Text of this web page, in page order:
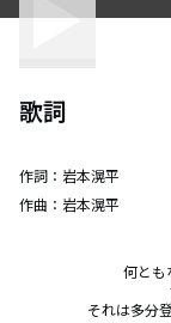
歌詞
作詞： 岩本滉平
作曲： 岩本滉平
何とも
それは多分